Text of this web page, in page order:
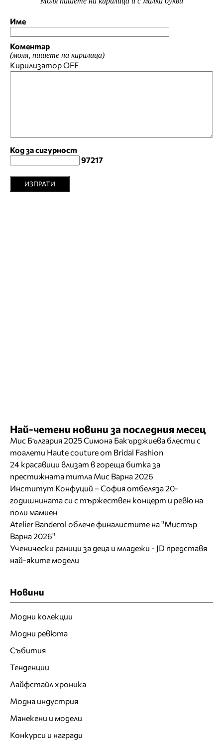
Име
Коментар
(моля, пишете на кирилица)
КирилизаторOFF
Код за сигурност
97217
ИЗПРАТИ
Най-четени новини за последния месец
Мис България 2025 Симона Бакърджиева блести с
тоалети Haute couture от Bridal Fashion
24 красавици влизат в гореща битка за
престижната титла Мис Варна 2026
Институт Конфуций – София отбеляза 20-
годишнината си с тържествен концерт и ревю на
поли мамиен
Atelier Banderol облече финалистите на "Мистър
Варна 2026"
Ученически раници за деца и младежи - JD представя
най-яките модели
Новини
Модни колекции
Модни ревюта
Събития
Тенденции
Лайфстайл хроника
Модна индустрия
Манекени и модели
Конкурси и награди